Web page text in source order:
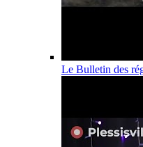
Le Bulletin des